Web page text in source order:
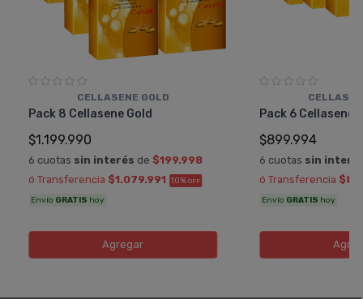
CELLASENE GOLD
Pack 8 Cellasene Gold
$1.199.990
6 cuotas sin interés de $199.998
ó Transferencia $1.079.991 10% OFF
Envío GRATIS hoy
Agregar
Pack 6 Cellasene
$899.994
6 cuotas sin
ó Transferencia
Envío GRATIS hoy